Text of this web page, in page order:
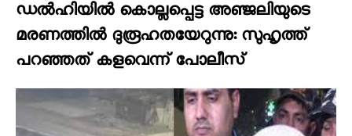
ഡൽഹിയിൽ കൊല്ലപ്പെട്ട അഞ്ജലിയുടെ
മരണത്തിൽ ദുരൂഹതയേറുന്നു: സുഹൃത്ത്
പറഞ്ഞത് കളവെന്ന് പോലീസ്